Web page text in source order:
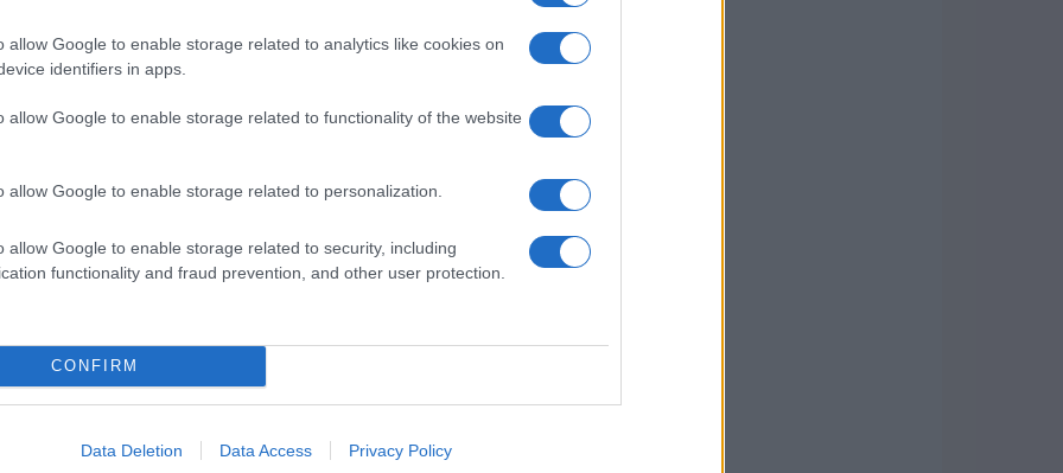
allow Google to enable storage related to analytics like cookies on
identifiers in apps.
allow Google to enable storage related to functionality of the website
allow Google to enable storage related to personalization.
allow Google to enable storage related to security, including
functionality and fraud prevention, and other user protection.
CONFIRM
Data Deletion Data Access Privacy Policy
secca)
notare un aumento della secchezza a causa
prestare attenzione ai sintomi e discuterli